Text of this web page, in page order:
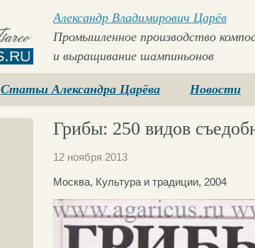
Александр Владимирович Царёв
Промышленное производство
и выращивание шампиньонов
Статьи Александра Царёва Новости
Грибы: 250 видов
12 ноября 2013
Москва, Культура и традиции, 2004